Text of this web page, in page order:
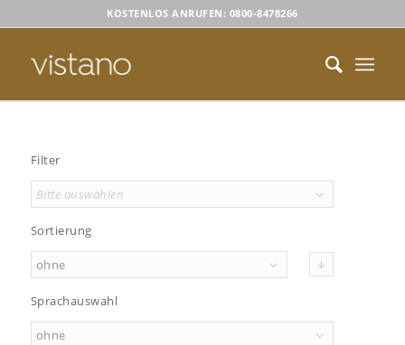
KOSTENLOS ANRUFEN: 0800-8478266
Filter
Bitte auswählen
Sortierung
ohne
Sprachauswahl
ohne